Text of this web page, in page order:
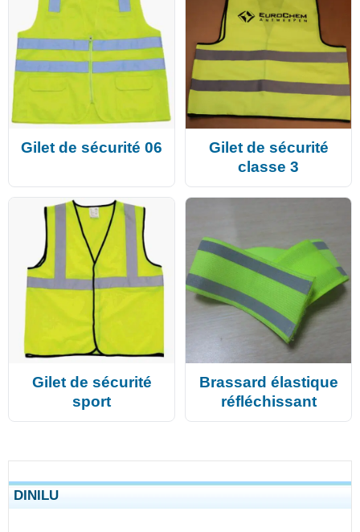
Gilet de sécurité 06
Gilet de sécurité
classe 3
Gilet de sécurité
sport
Brassard élastique
réfléchissant
DINILU